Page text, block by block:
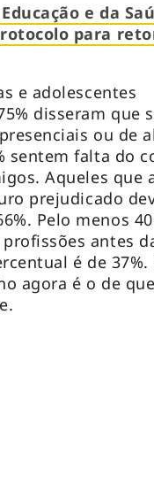
e da
para
e adolescentes
disseram que
ou de
sentem falta do
Aqueles que
prejudicado
Pelo menos
antes
é de 37%.
agora é o de